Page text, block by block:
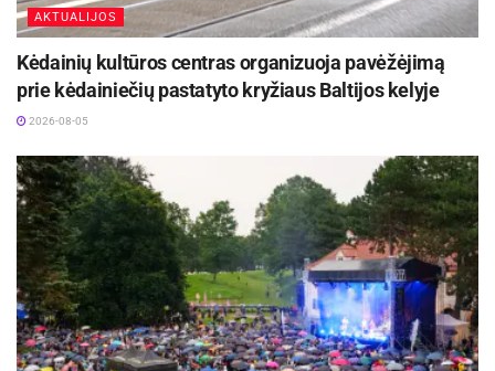
AKTUALIJOS
Kėdainių kultūros centras organizuoja pavėžėjimą
prie kėdainiečių pastatyto kryžiaus Baltijos kelyje
2026-08-05